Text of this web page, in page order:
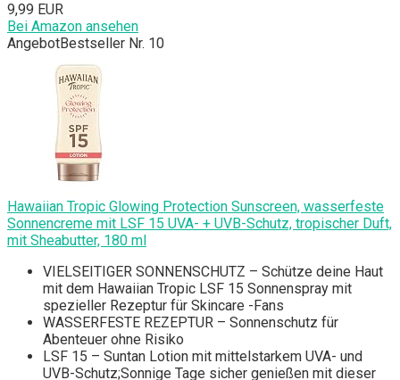
9,99 EUR
Bei Amazon ansehen
AngebotBestseller Nr. 10
Hawaiian Tropic Glowing Protection Sunscreen, wasserfeste
Sonnencreme mit LSF 15 UVA- + UVB-Schutz, tropischer Duft,
mit Sheabutter, 180 ml
VIELSEITIGER SONNENSCHUTZ – Schütze deine Haut
mit dem Hawaiian Tropic LSF 15 Sonnenspray mit
spezieller Rezeptur für Skincare -Fans
WASSERFESTE REZEPTUR – Sonnenschutz für
Abenteuer ohne Risiko
LSF 15 – Suntan Lotion mit mittelstarkem UVA- und
UVB-Schutz;Sonnige Tage sicher genießen mit dieser